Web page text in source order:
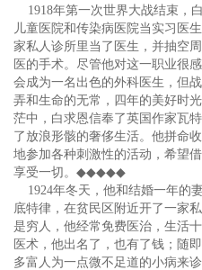
1918年第一次世界大战结束，
儿童医院和传染病医院当实习医
家私人诊所里当了医生，并抽空
医的手术。尽管他对这一职业很
会成为一名出色的外科医生，但
弄和生命的无常，四年的美好时
茫中，白求恩信奉了英国作家瓦
了放浪形骸的奢侈生活。他拼命
地参加各种刺激性的活动，希望
享受一切。 ◆◆◆◆◆
1924年冬天，他和结婚一年的
底特律，在贫民区附近开了一家
是穷人，他经常免费医治，生活
医术，他出名了，也有了钱；随
多富人为一点微不足道的小病来